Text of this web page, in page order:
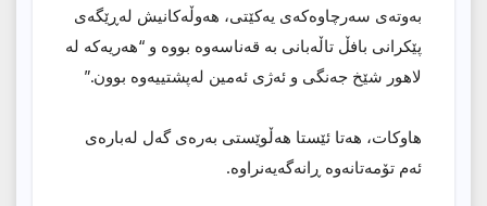
بەوتەی سەرچاوەکەی یەکێتی، هەوڵەکانیش لەڕێگەی
پێکرانی بافڵ تاڵەبانی بە قەناسەوە بووە و “هەریەکە لە
لاهور شێخ جەنگی و ئەژی ئەمین لەپشتییەوە بوون.”
هاوکات، هەتا ئێستا هەڵوێستی بەرەی گەل لەبارەی
ئەم تۆمەتانەوە ڕانەگەیەنراوە.